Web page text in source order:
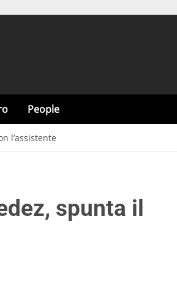
People
l’assistente
spunta il